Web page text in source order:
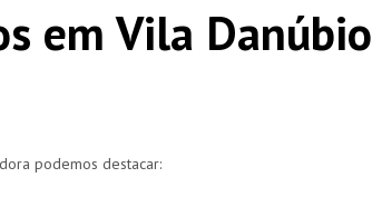
em Vila Danúbio
podemos destacar: